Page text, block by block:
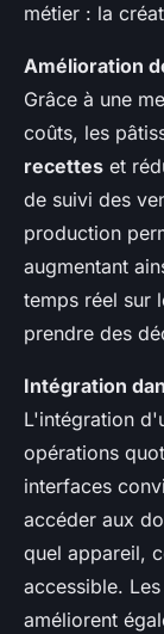
métier : la
Amélioration
Grâce à une
coûts, les
recettes et
de suivi des
production
augmentant
temps réel sur
prendre des
Intégration
L'intégration
opérations
interfaces
accéder aux
quel appareil,
accessible.
améliorent